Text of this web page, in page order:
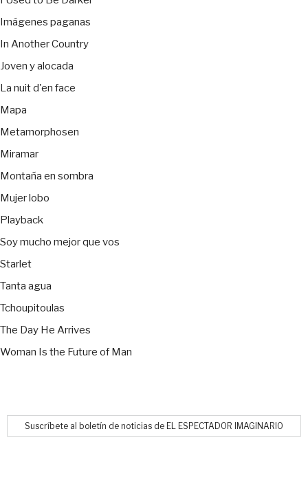
Imágenes paganas
In Another Country
Joven y alocada
La nuit d'en face
Mapa
Metamorphosen
Miramar
Montaña en sombra
Mujer lobo
Playback
Soy mucho mejor que vos
Starlet
Tanta agua
Tchoupitoulas
The Day He Arrives
Woman Is the Future of Man
Suscríbete al boletín de noticias de EL ESPECTADOR IMAGINARIO